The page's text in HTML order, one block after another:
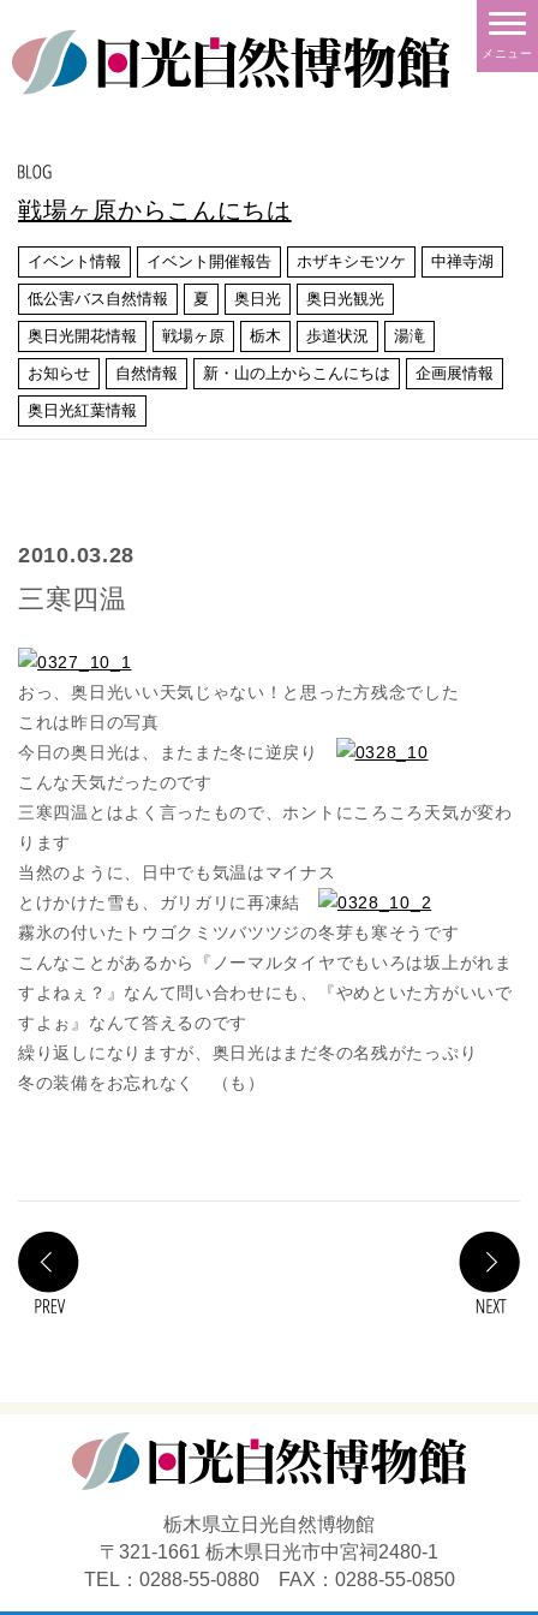
メニュー
戦場ヶ原からこんにちは
イベント情報 イベント開催報告 ホザキシモツケ 中禅寺湖
低公害バス自然情報 夏 奥日光 奥日光観光
奥日光開花情報 戦場ヶ原 栃木 歩道状況 湯滝
お知らせ 自然情報 新・山の上からこんにちは 企画展情報
奥日光紅葉情報
2010.03.28
三寒四温
おっ、奥日光いい天気じゃない！と思った方残念でした
これは昨日の写真
今日の奥日光は、またまた冬に逆戻り
こんな天気だったのです
三寒四温とはよく言ったもので、ホントにころころ天気が変わ
ります
当然のように、日中でも気温はマイナス
とけかけた雪も、ガリガリに再凍結
霧氷の付いたトウゴクミツバツツジの冬芽も寒そうです
こんなことがあるから『ノーマルタイヤでもいろは坂上がれま
すよねぇ？』なんて問い合わせにも、『やめといた方がいいで
すよぉ』なんて答えるのです
繰り返しになりますが、奥日光はまだ冬の名残がたっぷり
冬の装備をお忘れなく （も）
栃木県立日光自然博物館
〒321-1661 栃木県日光市中宮祠2480-1
TEL：0288-55-0880 FAX：0288-55-0850